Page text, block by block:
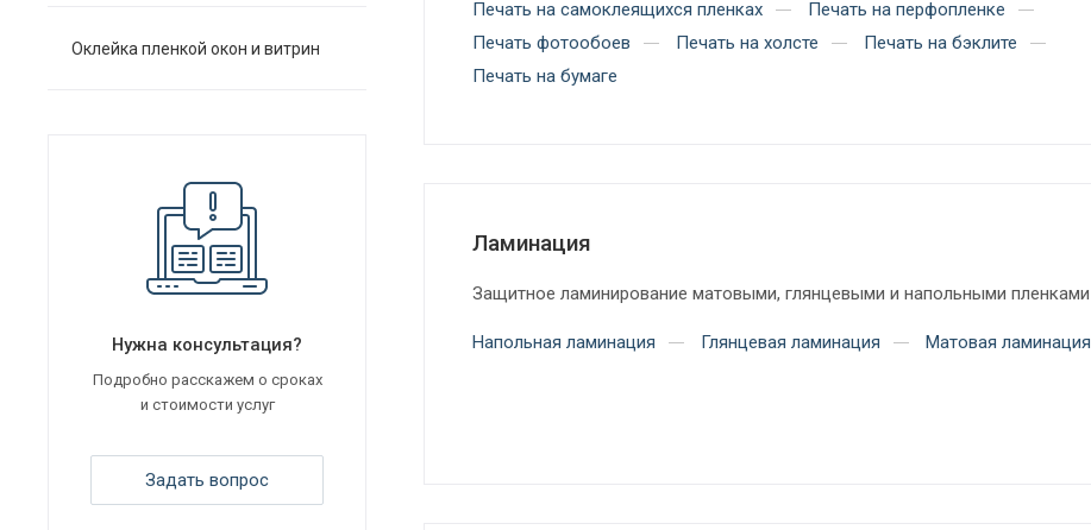
Печать на самоклеящихся пленках
Печать на перфопленке
Печать фотообоев
Печать на холсте
Печать на бэклите
Печать на бумаге
Ламинация
Защитное ламинирование матовыми, глянцевыми и напольными пленками
Напольная ламинация Глянцевая ламинация Матовая ламинация
Оклейка пленкой окон и витрин
Нужна консультация?
Подробно расскажем о сроках
и стоимости услуг
Задать вопрос